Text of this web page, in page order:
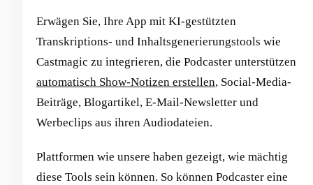
Erwägen Sie, Ihre App mit KI-gestützten
Transkriptions- und Inhaltsgenerierungstools wie
Castmagic zu integrieren, die Podcaster unterstützen
automatisch Show-Notizen erstellen, Social-Media-
Beiträge, Blogartikel, E-Mail-Newsletter und
Werbeclips aus ihren Audiodateien.
Plattformen wie unsere haben gezeigt, wie mächtig
diese Tools sein können. So können Podcaster eine